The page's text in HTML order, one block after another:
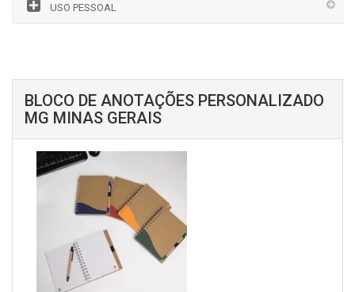
USO PESSOAL
BLOCO DE ANOTAÇÕES PERSONALIZADO
MG MINAS GERAIS